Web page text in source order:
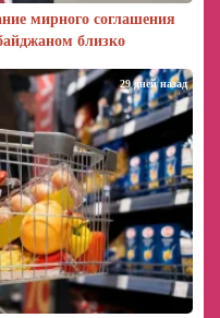
мирного соглашения
близко
29 дней назад